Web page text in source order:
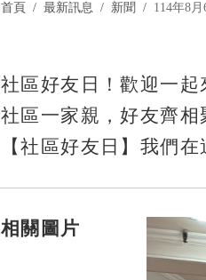
首頁 最新訊息 新聞 114年8
社區好友日！歡迎一起
社區一家親，好友齊相
【社區好友日】我們在
相關圖片